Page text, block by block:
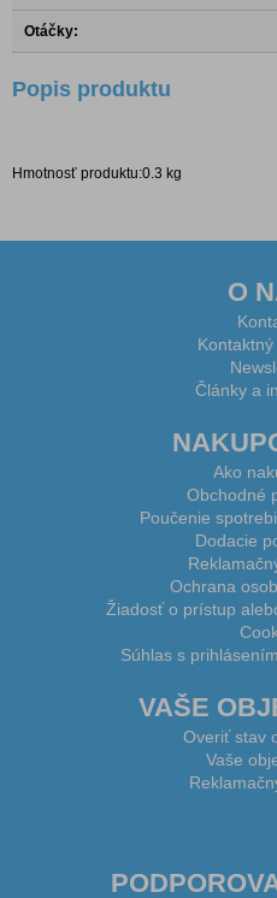
Otáčky:
Popis produktu
Hmotnosť produktu:0.3 kg
O
Články a
Ako
Obchodné
Poučenie
Dodacie
Ochrana
Žiadosť o prístup
Súhlas s
VAŠE
Overiť stav
Vaše